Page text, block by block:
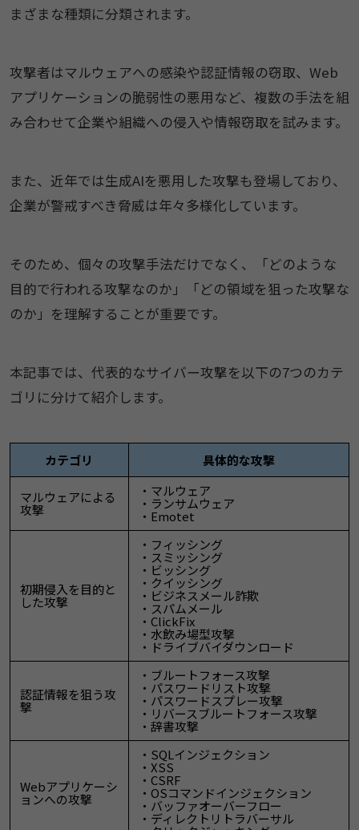
まざまな種類に分類されます。
攻撃者はマルウェアへの感染や認証情報の窃取、Web
アプリケーションの脆弱性の悪用など、複数の手法を組
み合わせて企業や組織への侵入や情報窃取を試みます。
また、近年では生成AIを悪用した攻撃も登場しており、
企業が警戒すべき脅威は年々多様化しています。
そのため、個々の攻撃手法だけでなく、「どのような
目的で行われる攻撃なのか」「どの領域を狙った攻撃な
のか」を理解することが重要です。
本記事では、代表的なサイバー攻撃を以下の7つのカテ
ゴリに分けて紹介します。
カテゴリ 具体的な攻撃
マルウェアによる
攻撃
・マルウェア
・ランサムウェア
・Emotet
初期侵入を目的と
した攻撃
・フィッシング
・スミッシング
・ビッシング
・クイッシング
・ビジネスメール詐欺
・スパムメール
・ClickFix
・水飲み場型攻撃
・ドライブバイダウンロード
認証情報を狙う攻
撃
・ブルートフォース攻撃
・パスワードリスト攻撃
・パスワードスプレー攻撃
・リバースブルートフォース攻撃
・辞書攻撃
Webアプリケーシ
ョンへの攻撃
・SQLインジェクション
・XSS
・CSRF
・OSコマンドインジェクション
・バッファオーバーフロー
・ディレクトリトラバーサル